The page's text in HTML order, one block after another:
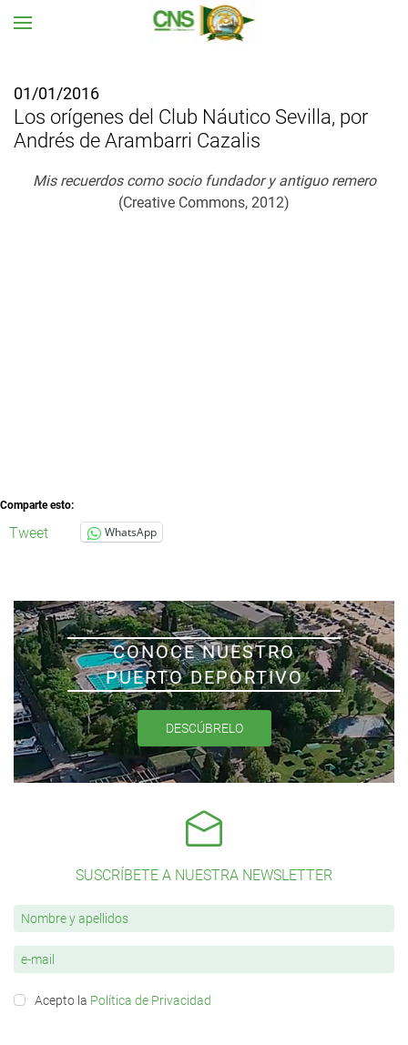
01/01/2016
Los orígenes del Club Náutico Sevilla, por
Andrés de Arambarri Cazalis
Mis recuerdos como socio fundador y antiguo remero
(Creative Commons, 2012)
Comparte esto:
Tweet WhatsApp
CONOCE NUESTRO
PUERTO DEPORTIVO
DESCÚBRELO
SUSCRÍBETE A NUESTRA NEWSLETTER
Acepto la Política de Privacidad